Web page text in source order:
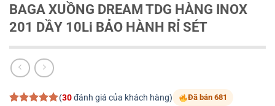
BAGA XUỒNG DREAM TDG HÀNG INOX
201 DẦY 10Li BẢO HÀNH RỈ SÉT
(30đánh giá của khách hàng) Đã bán 681